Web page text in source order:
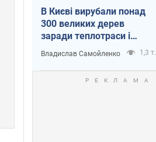
В Києві вирубали понад
300 великих дерев
заради теплотраси і
всупереч Генплану
Владислав Самойленко 1,3 т.